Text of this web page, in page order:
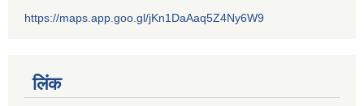
https://maps.app.goo.gl/jKn1DaAaq5Z4Ny6W9
लिंक